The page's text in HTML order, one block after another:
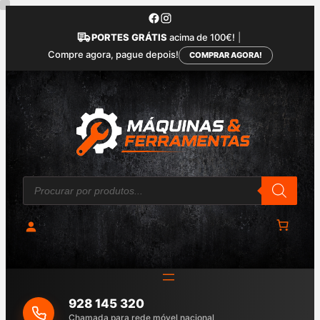
Saltar
conteúdo
PORTES GRÁTIS acima de 100€!
Compre agora, pague depois!
COMPRAR AGORA!
P
o
u
r
928 145 320
Chamada para rede móvel nacional